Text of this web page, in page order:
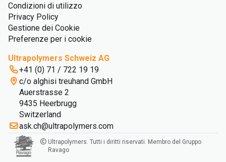
Condizioni di utilizzo
Privacy Policy
Gestione dei Cookie
Preferenze per i cookie
Ultrapolymers Schweiz AG
+41 (0) 71 / 722 19 19
c/o alghisi treuhand GmbH
Auerstrasse 2
9435 Heerbrugg
Switzerland
ask.ch@ultrapolymers.com
Ultrapolymers. Tutti i diritti riservati. Membro del Gruppo
Ravago